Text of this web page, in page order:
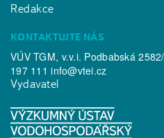
Redakce
KONTAKTUJTE NÁS
VÚV TGM, v.v.i. Podbabská
197 111info@vtei.cz
Vydavatel